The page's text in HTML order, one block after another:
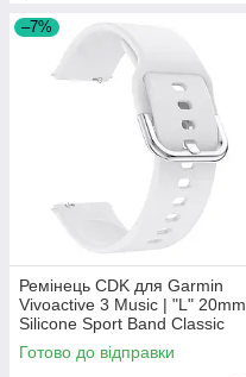
–7%
Ремінець CDK для Garmin
Vivoactive 3 Music | "L" 20mm
Silicone Sport Band Classic
(09651) (white)
Готово до відправки